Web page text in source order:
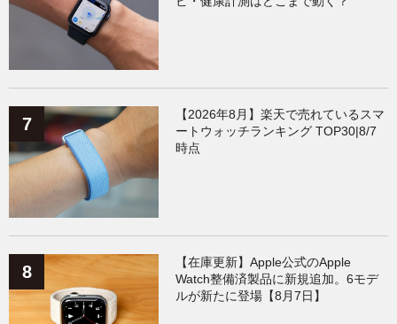
【2026年8月】楽天で売れているスマ
ートウォッチランキング TOP30|8/7
時点
【在庫更新】Apple公式のApple
Watch整備済製品に新規追加。6モデ
ルが新たに登場【8月7日】